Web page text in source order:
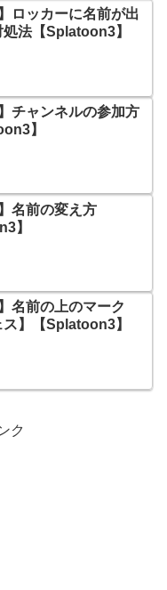
ロッカーに名前が出
法【Splatoon3】
チャンネルの参加方
】
名前の変え方
】
名前の上のマーク
】【Splatoon3】
ク